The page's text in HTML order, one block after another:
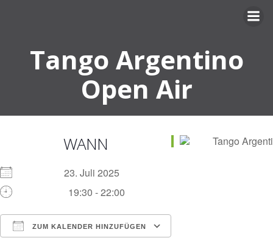
Tango Argentino
Open Air
WANN
23. Juli 2025
19:30 - 22:00
ZUM KALENDER HINZUFÜGEN